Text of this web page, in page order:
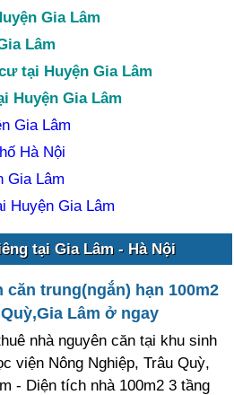
Gia Lâm
Lâm
tại Huyện Gia Lâm
Huyện Gia Lâm
Gia Lâm
Hà Nội
Gia Lâm
Huyện Gia Lâm
tại Gia Lâm - Hà Nội
căn trung(ngắn) hạn 100m2
Lâm ở ngay
nhà nguyên căn tại khu sinh
viện Nông Nghiệp, Trâu Quỳ,
- Diện tích nhà 100m2 3 tầng